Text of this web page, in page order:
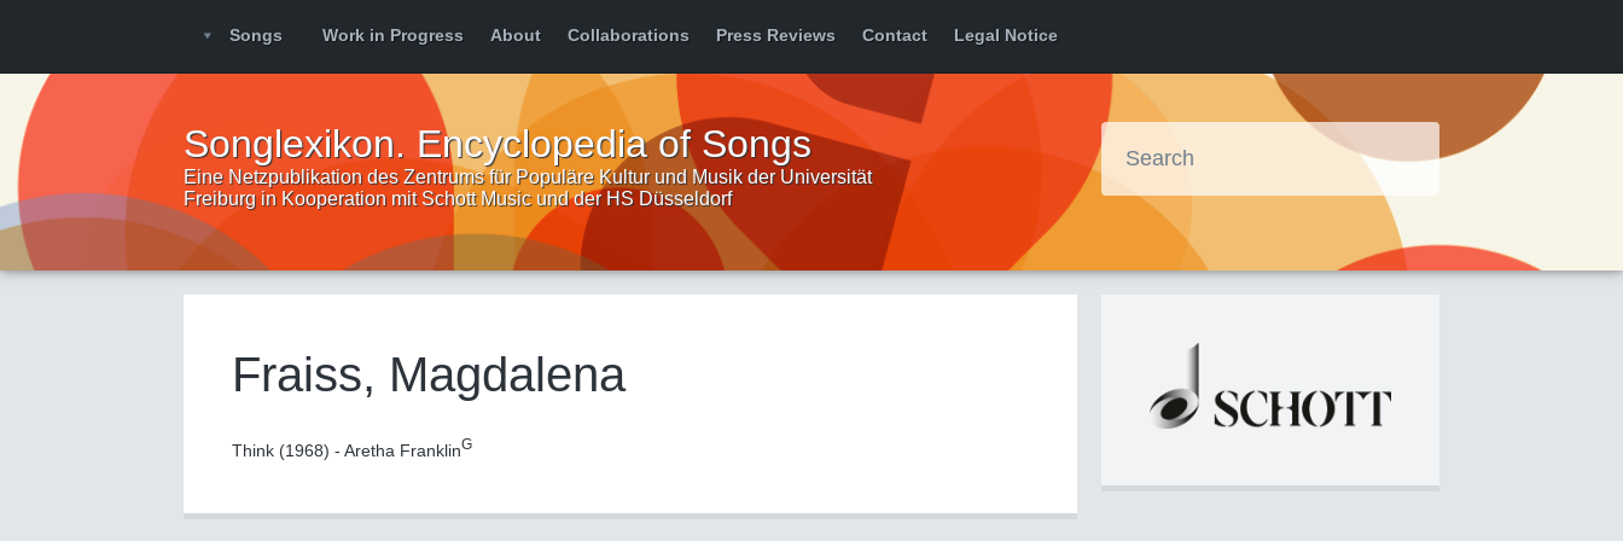
Songs Work in Progress About Collaborations Press Reviews Contact Legal Notice
Songlexikon. Encyclopedia of Songs
Eine Netzpublikation des Zentrums für Populäre Kultur und Musik der Universität
Freiburg in Kooperation mit Schott Music und der HS Düsseldorf
Fraiss, Magdalena
Think (1968) - Aretha FranklinG